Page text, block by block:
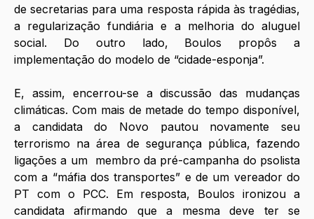
de secretarias para uma resposta rápida às tragédias,
a regularização fundiária e a melhoria do aluguel
social. Do outro lado, Boulos propôs a
implementação do modelo de “cidade-esponja”.
E, assim, encerrou-se a discussão das mudanças
climáticas. Com mais de metade do tempo disponível,
a candidata do Novo pautou novamente seu
terrorismo na área de segurança pública, fazendo
ligações a um  membro da pré-campanha do psolista
com a “máfia dos transportes” e de um vereador do
PT com o PCC. Em resposta, Boulos ironizou a
candidata afirmando que a mesma deve ter se